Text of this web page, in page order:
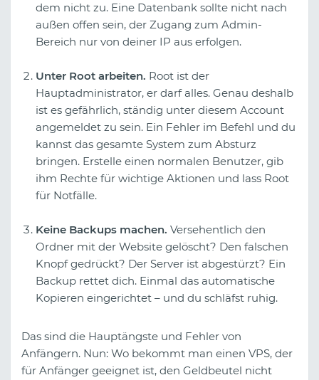
dem nicht zu. Eine Datenbank sollte nicht nach
außen offen sein, der Zugang zum Admin-
Bereich nur von deiner IP aus erfolgen.
Unter Root arbeiten. Root ist der
Hauptadministrator, er darf alles. Genau deshalb
ist es gefährlich, ständig unter diesem Account
angemeldet zu sein. Ein Fehler im Befehl und du
kannst das gesamte System zum Absturz
bringen. Erstelle einen normalen Benutzer, gib
ihm Rechte für wichtige Aktionen und lass Root
für Notfälle.
Keine Backups machen. Versehentlich den
Ordner mit der Website gelöscht? Den falschen
Knopf gedrückt? Der Server ist abgestürzt? Ein
Backup rettet dich. Einmal das automatische
Kopieren eingerichtet – und du schläfst ruhig.
Das sind die Hauptängste und Fehler von
Anfängern. Nun: Wo bekommt man einen VPS, der
für Anfänger geeignet ist, den Geldbeutel nicht